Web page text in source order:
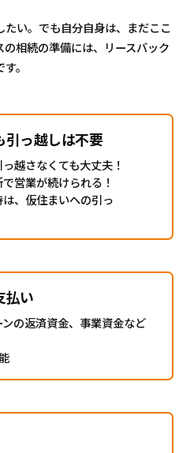
い。でも自分自身は、まだここ
相続の準備には、リースバック
。
引っ越しは不要
越さなくても大丈夫！
営業が続けられる！
、仮住まいへの引っ
払い
の返済資金、事業資金など